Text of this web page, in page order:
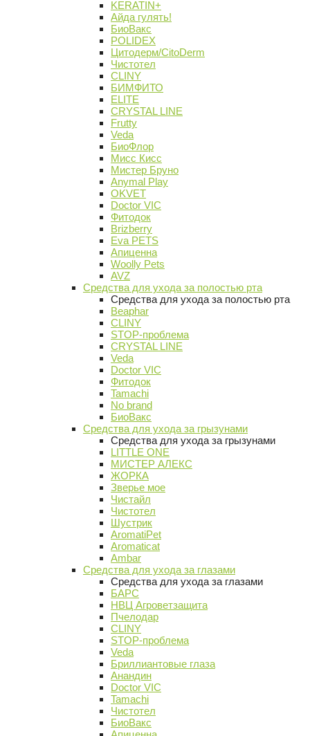
KERATIN+
Айда гулять!
БиоВакс
POLIDEX
Цитодерм/CitoDerm
Чистотел
CLINY
БИМФИТО
ELITE
CRYSTAL LINE
Frutty
Veda
БиоФлор
Мисс Кисс
Мистер Бруно
Anymal Play
OKVET
Doctor VIC
Фитодок
Brizberry
Eva PETS
Апиценна
Woolly Pets
AVZ
Средства для ухода за полостью рта
Средства для ухода за полостью рта
Beaphar
CLINY
STOP-проблема
CRYSTAL LINE
Veda
Doctor VIC
Фитодок
Tamachi
No brand
БиоВакс
Средства для ухода за грызунами
Средства для ухода за грызунами
LITTLE ONE
МИСТЕР АЛЕКС
ЖОРКА
Зверье мое
Чистайл
Чистотел
Шустрик
AromatiPet
Aromaticat
Ambar
Средства для ухода за глазами
Средства для ухода за глазами
БАРС
НВЦ Агроветзащита
Пчелодар
CLINY
STOP-проблема
Veda
Бриллиантовые глаза
Анандин
Doctor VIC
Tamachi
Чистотел
БиоВакс